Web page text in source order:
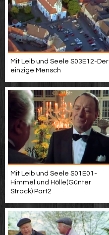
Mit Leib und Seele S03E12-Der
einzige Mensch
Mit Leib und Seele S01E01-
Himmel und Hölle(Günter
Strack) Part2